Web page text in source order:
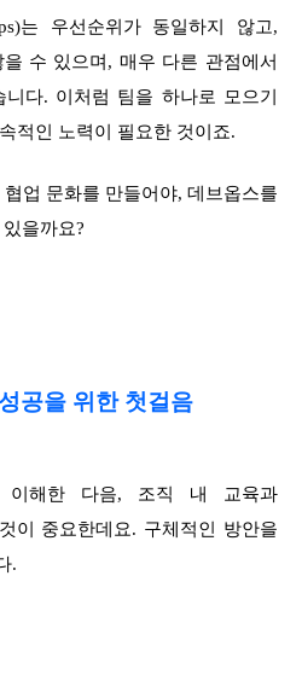
는 우선순위가 동일하지 않고,
수 있으며, 매우 다른 관점에서
다. 이처럼 팀을 하나로 모으기
적인 노력이 필요한 것이죠.
업 문화를 만들어야, 데브옵스를
을까요?
공을 위한 첫걸음
해한 다음, 조직 내 교육과
이 중요한데요. 구체적인 방안을
.